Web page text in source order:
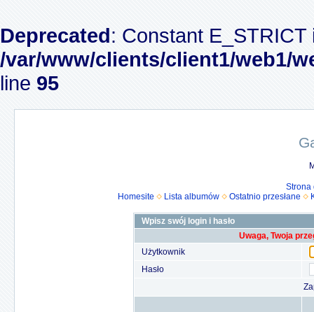
Deprecated: Constant
/var/www/clients/client1/web1/
line 95
Strona
Homesite
Lista albumów Ostatnio przesłane
Wpisz swój login i hasło
Uwaga, Twoja
Użytkownik
Hasło